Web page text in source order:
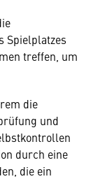
Spielplatzes
treffen, um
die
und
durch eine
die ein